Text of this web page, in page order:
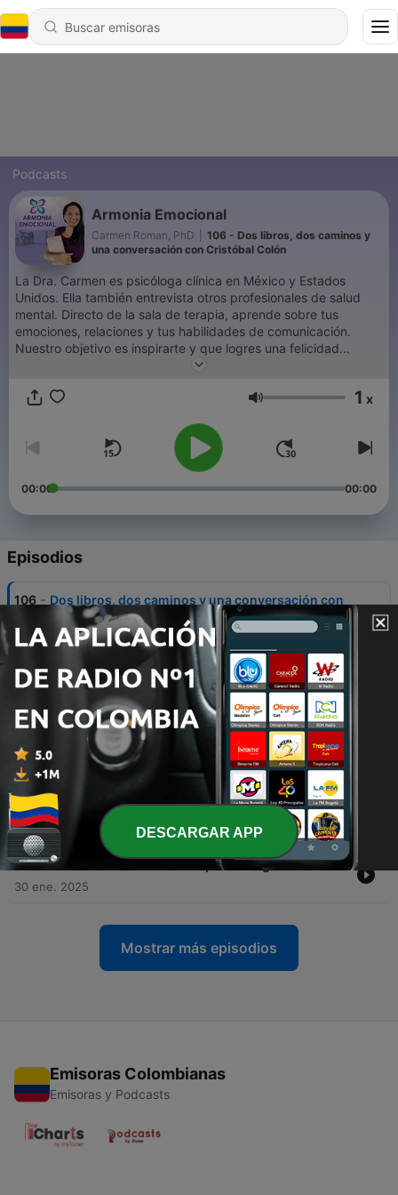
Podcasts
Armonia Emocional
Carmen Roman, PhD
106 - Dos libros, dos caminos y
una conversación con Cristóbal Colón
La Dra. Carmen es psicóloga clínica en México y Estados
Unidos. Ella también entrevista otros profesionales de salud
mental. Directo de la sala de terapia, aprende sobre tus
emociones, relaciones y tus habilidades de comunicación.
Nuestro objetivo es inspirarte y que logres una felicidad
estable. ¡Para escucha los mismos temas en inglés inscríbete al
Volumen 1 x
00:00 00:00
Episodios
106 - Dos libros, dos caminos y una conversación con
Cristóbal Colón
25 jul. 2025
105 -
El Impacto de "10% Más Egoísta" en la Vida de un
Lector
Abraza tu Esencia y Enamórate de Ti
21 feb. 2025
103 - De la Desconexión al Amor Genuino: Cómo
Construir una Relación Auténtica
11 feb. 2025
102 - Pinceladas de Resiliencia para Inmigrantes
30 ene. 2025
Mostrar más episodios
Emisoras Colombianas
Emisoras y Podcasts
DESCARGAR APP